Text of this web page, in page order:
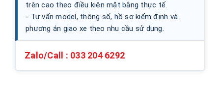
trên cao theo điều kiện mặt bằng thực tế.
- Tư vấn model, thông số, hồ sơ kiểm định và
phương án giao xe theo nhu cầu sử dụng.
Zalo/Call : 033 204 6292